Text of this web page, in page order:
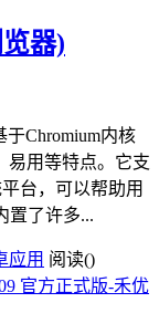
器)
于Chromium内核
易用等特点。它支
台，可以帮助用
置了许多...
应用 阅读()